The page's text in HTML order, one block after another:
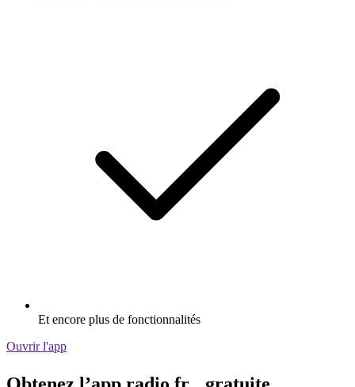
Et encore plus de fonctionnalités
Ouvrir l'app